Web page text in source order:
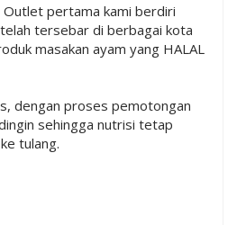
Outlet pertama kami berdiri
tersebar di berbagai kota
masakan ayam yang HALAL
dengan proses pemotongan
sehingga nutrisi tetap
tulang.